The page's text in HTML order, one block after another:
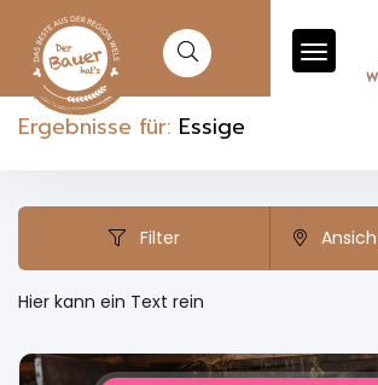
Ergebnisse für: Essige
Filter
Hier kann ein Text rein